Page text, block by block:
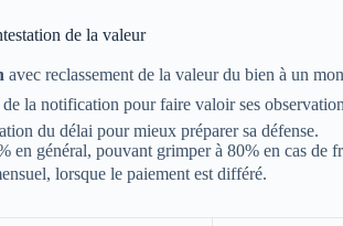
de la valeur
avec reclassement de la valeur du bien à un
la notification pour faire valoir ses
du délai pour mieux préparer sa défense.
en général, pouvant grimper à 80% en cas de
lorsque le paiement est différé.